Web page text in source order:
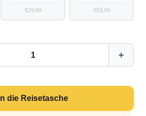
€29,99 €59,99
1 +
In die Reisetasche